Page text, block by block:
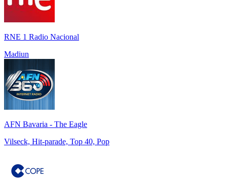
RNE 1 Radio Nacional
Madiun
AFN Bavaria - The Eagle
Vilseck, Hit-parade, Top 40, Pop